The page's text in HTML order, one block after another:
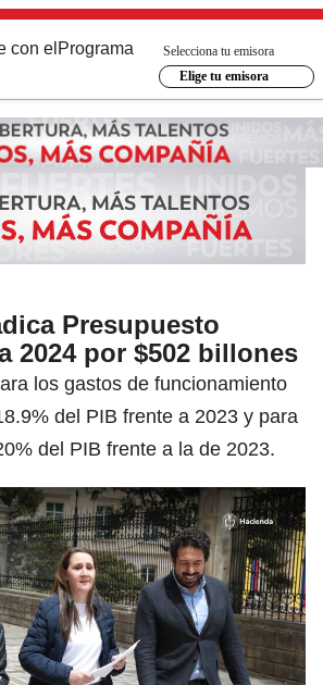
con el Programa
Selecciona tu emisora
Elige tu emisora
Presupuesto
2024 por $502 billones
los gastos de funcionamiento
del PIB frente a 2023 y para
del PIB frente a la de 2023.